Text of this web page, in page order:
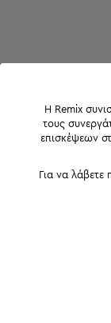
Η Remix
τους
επισκέψεων
Για να